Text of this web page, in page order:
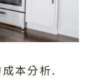
本分析.